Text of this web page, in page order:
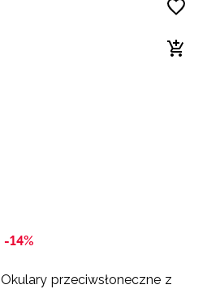
-14%
Okulary przeciwsłoneczne z